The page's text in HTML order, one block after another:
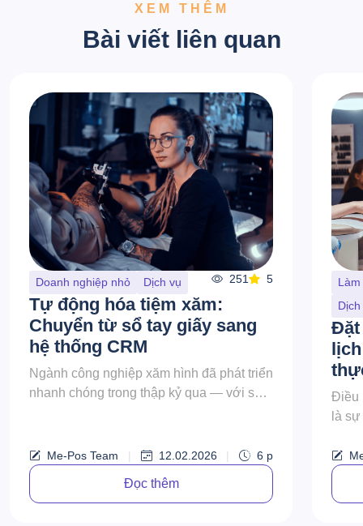
XEM THÊM
Bài viết liên quan
Doanh nghiệp nhỏ Dịch vụ 251 5
Tự động hóa tiệm xăm:
Chuyển từ sổ tay giấy sang
hệ thống CRM
Ngành công nghiệp xăm hình đã phát triển
nhanh chóng trong thập kỷ qua — với sự
Me-Pos Team | 12.02.2026 | 6 p
Đọc thêm
Đặt
Điều
là
hẹn,